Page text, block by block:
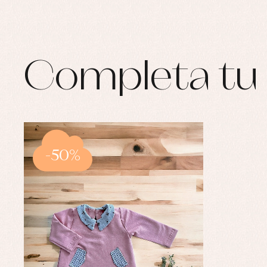
Completa tu
-50%